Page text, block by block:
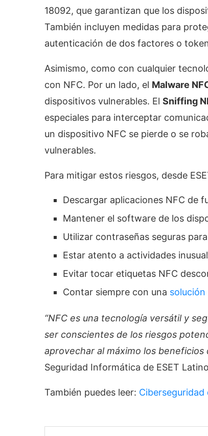
18092, que garantizan que los
También incluyen medidas para
autenticación de dos factores o
Asimismo, como con cualquier
con NFC. Por un lado, el Malware
dispositivos vulnerables. El Sniffing
especiales para interceptar
un dispositivo NFC se pierde o se
vulnerables.
Para mitigar estos riesgos, desde
Descargar aplicaciones NFC de
Mantener el software de los
Utilizar contraseñas seguras
Estar atento a actividades
Evitar tocar etiquetas NFC
Contar siempre con una solución
“NFC es una tecnología versátil y
ser conscientes de los riesgos
aprovechar al máximo los beneficios
Seguridad Informática de ESET
También puedes leer: